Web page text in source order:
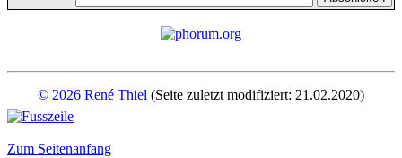
© 2026 René Thiel (Seite zuletzt modifiziert: 21.02.2020)
Zum Seitenanfang